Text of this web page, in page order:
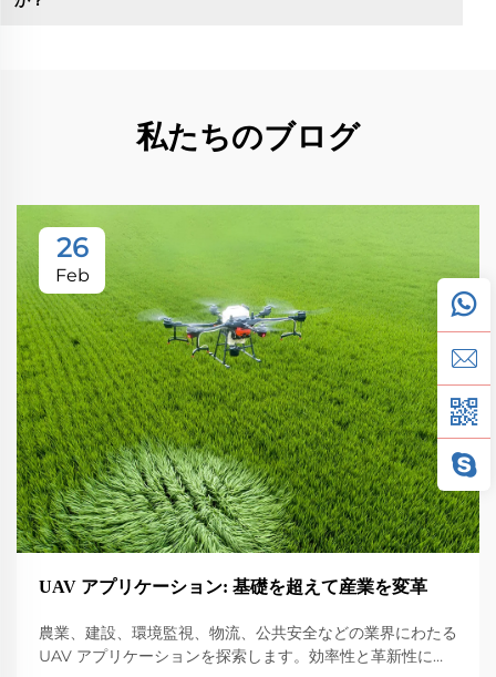
私たちのブログ
26
Feb
UAV アプリケーション: 基礎を超えて産業を変革
農業、建設、環境監視、物流、公共安全などの業界にわたる
UAV アプリケーションを探索します。効率性と革新性に与